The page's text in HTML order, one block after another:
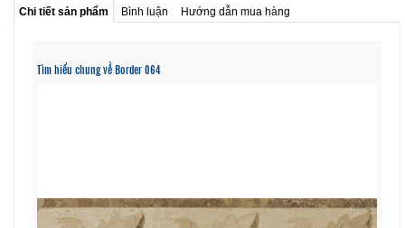
Chi tiết sản phẩm Bình luận Hướng dẫn mua hàng
Tìm hiểu chung về Border 064